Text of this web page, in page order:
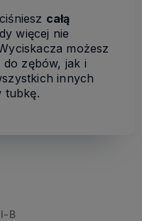
całą
więcej nie
możesz
zębów, jak i
innych
tubkę.
B